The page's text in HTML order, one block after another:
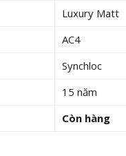
Luxury Matt
AC4
Synchloc
15 năm
Còn hàng